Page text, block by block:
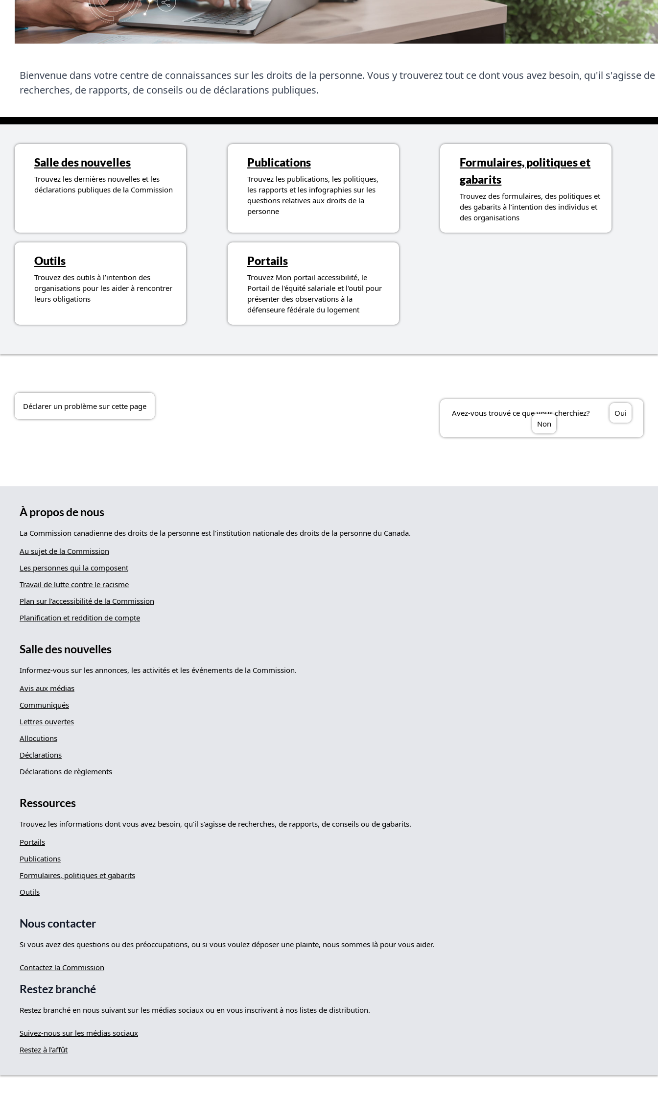
Bienvenue dans votre centre de connaissances sur les droits de la personne. Vous y trouverez tout ce dont vous avez besoin, qu'il s'agisse de
recherches, de rapports, de conseils ou de déclarations publiques.
Sujets liés aux ressources
Salle des nouvelles
Trouvez les dernières nouvelles et les
déclarations publiques de la Commission
Publications
Trouvez les publications, les politiques,
les rapports et les infographies sur les
questions relatives aux droits de la
personne
Formulaires, politiques et
gabarits
Trouvez des formulaires, des politiques et
des gabarits à l’intention des individus et
des organisations
Outils
Trouvez des outils à l’intention des
organisations pour les aider à rencontrer
leurs obligations
Portails
Trouvez Mon portail accessibilité, le
Portail de l'équité salariale et l'outil pour
présenter des observations à la
défenseure fédérale du logement
Déclarer un problème sur cette page
Avez-vous trouvé ce que vous cherchiez?
Oui
Non
À propos de nous
La Commission canadienne des droits de la personne est l'institution nationale des droits de la personne du Canada.
Au sujet de la Commission
Les personnes qui la composent
Travail de lutte contre le racisme
Plan sur l'accessibilité de la Commission
Planification et reddition de compte
Salle des nouvelles
Informez-vous sur les annonces, les activités et les événements de la Commission.
Avis aux médias
Communiqués
Lettres ouvertes
Allocutions
Déclarations
Déclarations de règlements
Ressources
Trouvez les informations dont vous avez besoin, qu'il s'agisse de recherches, de rapports, de conseils ou de gabarits.
Portails
Publications
Formulaires, politiques et gabarits
Outils
Nous contacter
Si vous avez des questions ou des préoccupations, ou si vous voulez déposer une plainte, nous sommes là pour vous aider.
Contactez la Commission
Restez branché
Restez branché en nous suivant sur les médias sociaux ou en vous inscrivant à nos listes de distribution.
Suivez-nous sur les médias sociaux
Restez à l'affût